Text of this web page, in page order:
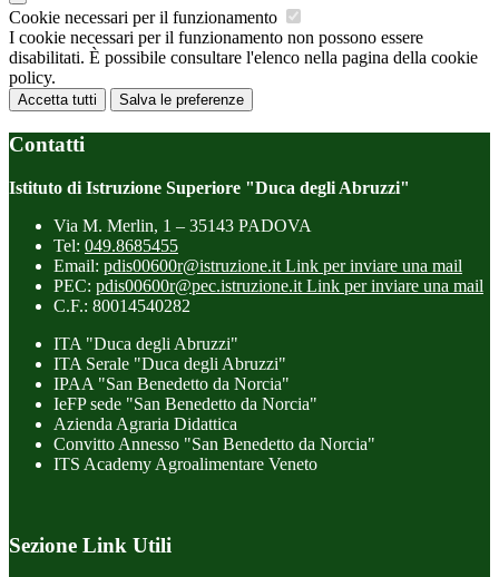
Cookie necessari per il funzionamento
I cookie necessari per il funzionamento non possono essere
disabilitati. È possibile consultare l'elenco nella pagina della cookie
policy.
Accetta tutti Salva le preferenze
Contatti
Istituto di Istruzione Superiore "Duca degli Abruzzi"
Via M. Merlin, 1 – 35143 PADOVA
Tel: 049.8685455
Email: pdis00600r@istruzione.it Link per inviare una mail
PEC: pdis00600r@pec.istruzione.it Link per inviare una mail
C.F.: 80014540282
ITA "Duca degli Abruzzi"
ITA Serale "Duca degli Abruzzi"
IPAA "San Benedetto da Norcia"
IeFP sede "San Benedetto da Norcia"
Azienda Agraria Didattica
Convitto Annesso "San Benedetto da Norcia"
ITS Academy Agroalimentare Veneto
Sezione Link Utili